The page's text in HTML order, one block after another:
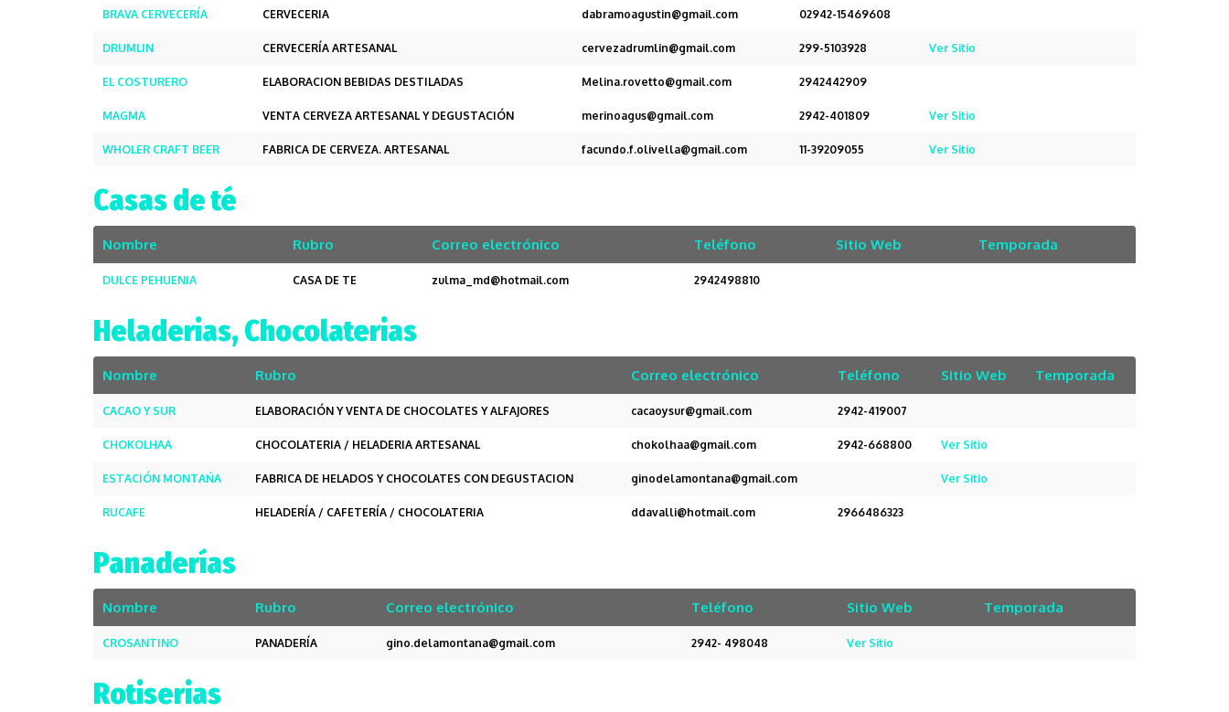
BRAVA CERVECERÍA CERVECERIA dabramoagustin@gmail.com 02942-15469608
DRUMLIN CERVECERÍA ARTESANAL cervezadrumlin@gmail.com 299-5103928 Ver Sitio
EL COSTURERO ELABORACION BEBIDAS DESTILADAS Melina.rovetto@gmail.com 2942442909
MAGMA VENTA CERVEZA ARTESANAL Y DEGUSTACIÓN merinoagus@gmail.com 2942-401809 Ver Sitio
WHOLER CRAFT BEER FABRICA DE CERVEZA. ARTESANAL facundo.f.olivella@gmail.com 11-39209055 Ver Sitio
Casas de té
Nombre Rubro Correo electrónico Teléfono Sitio Web Temporada
DULCE PEHUENIA CASA DE TE zulma_md@hotmail.com 2942498810
Heladerias, Chocolaterias
Nombre Rubro Correo electrónico Teléfono Sitio Web Temporada
CACAO Y SUR ELABORACIÓN Y VENTA DE CHOCOLATES Y ALFAJORES cacaoysur@gmail.com 2942-419007
CHOKOLHAA CHOCOLATERIA / HELADERIA ARTESANAL chokolhaa@gmail.com 2942-668800 Ver Sitio
ESTACIÓN MONTAŃA FABRICA DE HELADOS Y CHOCOLATES CON DEGUSTACION ginodelamontana@gmail.com Ver Sitio
RUCAFE HELADERÍA / CAFETERÍA / CHOCOLATERIA ddavalli@hotmail.com 2966486323
Panaderías
Nombre Rubro Correo electrónico Teléfono Sitio Web Temporada
CROSANTINO PANADERÍA gino.delamontana@gmail.com 2942- 498048 Ver Sitio
Rotiserias